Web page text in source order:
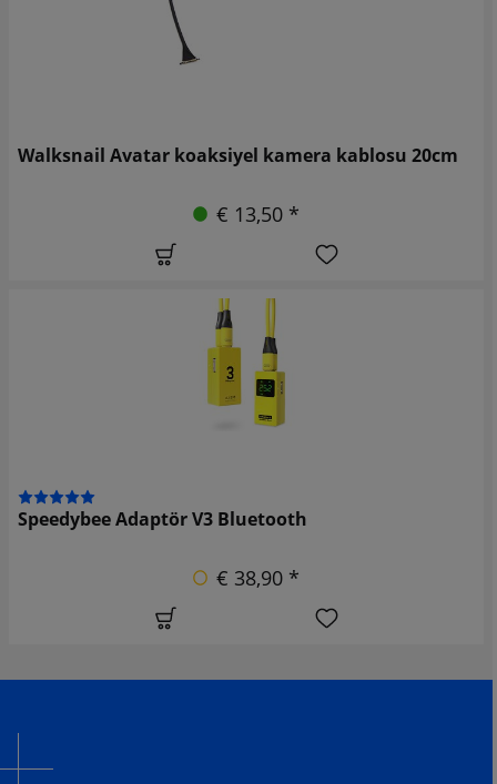
Walksnail Avatar koaksiyel kamera kablosu 20cm
€ 13,50 *
Speedybee Adaptör V3 Bluetooth
€ 38,90 *